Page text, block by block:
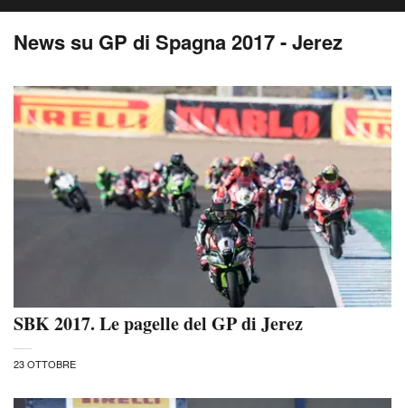
News su GP di Spagna 2017 - Jerez
SBK 2017. Le pagelle del GP di Jerez
23 OTTOBRE